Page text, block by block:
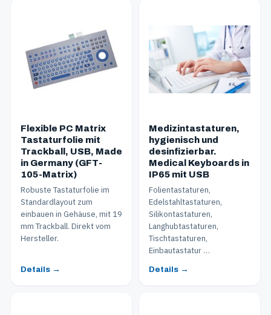
Flexible PC Matrix
Tastaturfolie mit
Trackball, USB, Made
in Germany (GFT-
105-Matrix)
Robuste Tastaturfolie im
Standardlayout zum
einbauen in Gehäuse, mit 19
mm Trackball. Direkt vom
Hersteller.
Details →
Medizintastaturen,
hygienisch und
desinfizierbar.
Medical Keyboards in
IP65 mit USB
Folientastaturen,
Edelstahltastaturen,
Silikontastaturen,
Langhubtastaturen,
Tischtastaturen,
Einbautastatur …
Details →